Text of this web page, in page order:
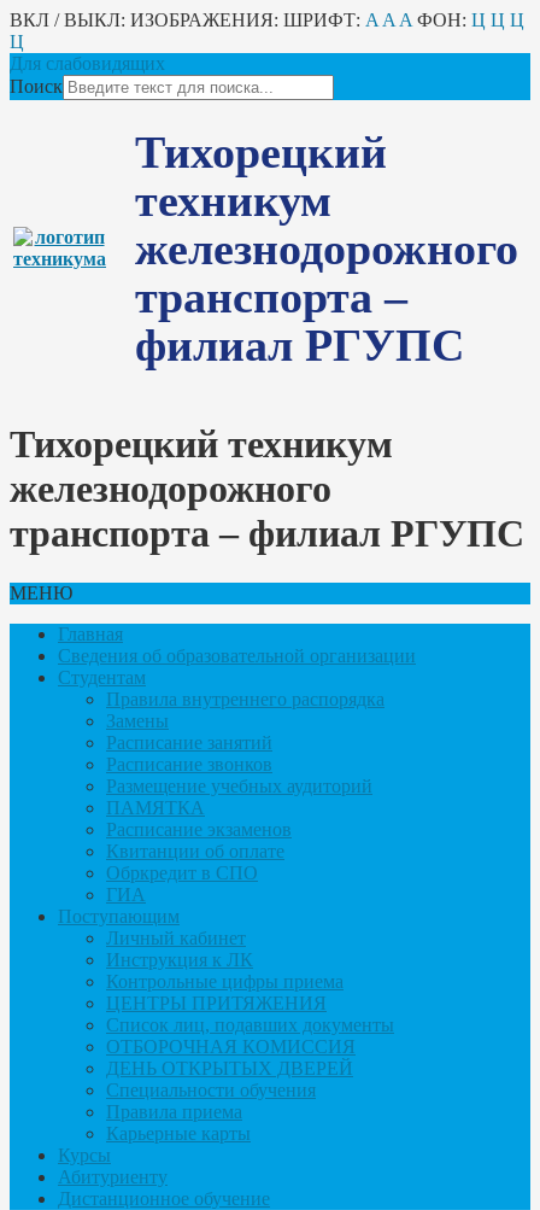
ВКЛ / ВЫКЛ: ИЗОБРАЖЕНИЯ: ШРИФТ: A A A ФОН: Ц Ц Ц
Ц
Для слабовидящих
Поиск
Тихорецкий
техникум
железнодорожного
транспорта –
филиал РГУПС
Тихорецкий техникум
железнодорожного
транспорта – филиал РГУПС
МЕНЮ
Главная
Сведения об образовательной организации
Студентам
Правила внутреннего распорядка
Замены
Расписание занятий
Расписание звонков
Размещение учебных аудиторий
ПАМЯТКА
Расписание экзаменов
Квитанции об оплате
Обркредит в СПО
ГИА
Поступающим
Личный кабинет
Инструкция к ЛК
Контрольные цифры приема
ЦЕНТРЫ ПРИТЯЖЕНИЯ
Список лиц, подавших документы
ОТБОРОЧНАЯ КОМИССИЯ
ДЕНЬ ОТКРЫТЫХ ДВЕРЕЙ
Специальности обучения
Правила приема
Карьерные карты
Курсы
Абитуриенту
Дистанционное обучение